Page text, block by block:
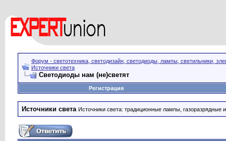
Форум - светотехника, светодизайн, светодиоды, лампы, светильники,
Источники света
Светодиоды нам (не)светят
Регистрация
Источники света Источники света: традиционные лампы, газоразрядные